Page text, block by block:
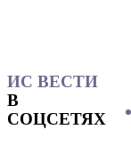
ИС ВЕСТИ
В
СОЦСЕТЯХ